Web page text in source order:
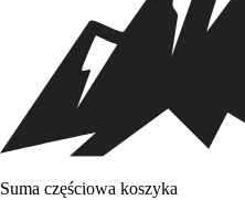
Suma częściowa koszyka